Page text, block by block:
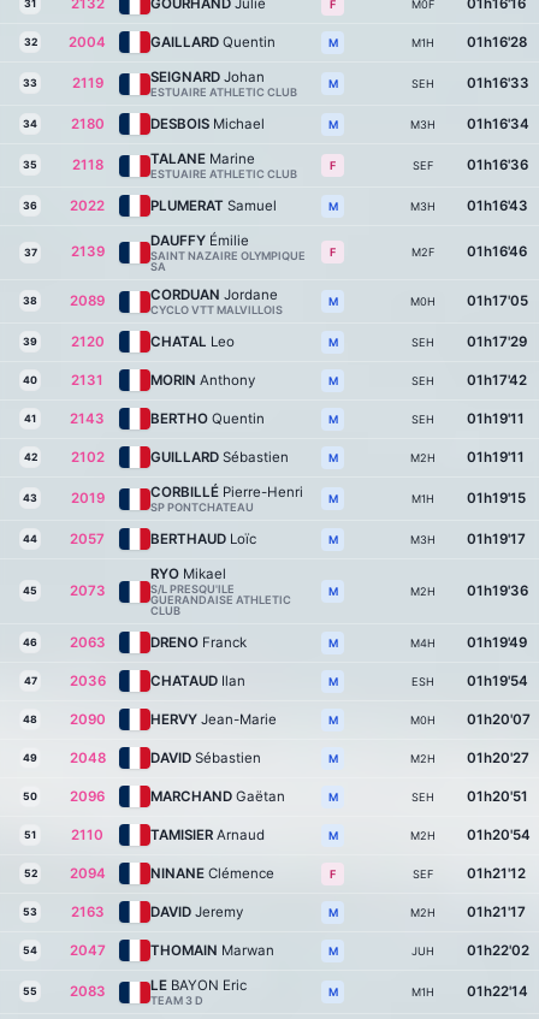
31 2132 GOURHAND Julie F M0F 01h16'16
32 2004 GAILLARD Quentin M M1H 01h16'28
33 2119 SEIGNARD Johan
ESTUAIRE ATHLETIC CLUB
M SEH 01h16'33
34 2180 DESBOIS Michael M M3H 01h16'34
35 2118 TALANE Marine
ESTUAIRE ATHLETIC CLUB
F SEF 01h16'36
36 2022 PLUMERAT Samuel M M3H 01h16'43
37 2139
DAUFFY Émilie
SAINT NAZAIRE OLYMPIQUE
SA
F M2F 01h16'46
38 2089 CORDUAN Jordane
CYCLO VTT MALVILLOIS
M M0H 01h17'05
39 2120 CHATAL Leo M SEH 01h17'29
40 2131 MORIN Anthony M SEH 01h17'42
41 2143 BERTHO Quentin M SEH 01h19'11
42 2102 GUILLARD Sébastien M M2H 01h19'11
43 2019 CORBILLÉ Pierre-Henri
SP PONTCHATEAU
M M1H 01h19'15
44 2057 BERTHAUD Loïc M M3H 01h19'17
45 2073
RYO Mikael
S/L PRESQU'ILE
GUERANDAISE ATHLETIC
CLUB
M M2H 01h19'36
46 2063 DRENO Franck M M4H 01h19'49
47 2036 CHATAUD Ilan M ESH 01h19'54
48 2090 HERVY Jean-Marie M M0H 01h20'07
49 2048 DAVID Sébastien M M2H 01h20'27
50 2096 MARCHAND Gaëtan M SEH 01h20'51
51 2110 TAMISIER Arnaud M M2H 01h20'54
52 2094 NINANE Clémence F SEF 01h21'12
53 2163 DAVID Jeremy M M2H 01h21'17
54 2047 THOMAIN Marwan M JUH 01h22'02
55 2083 LE BAYON Eric
TEAM 3 D
M M1H 01h22'14